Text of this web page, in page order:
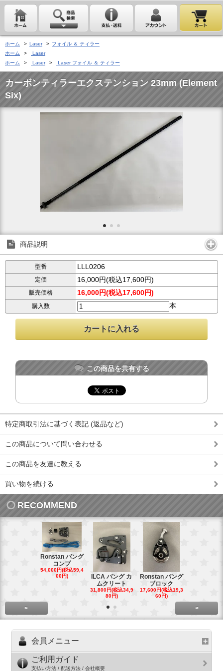
ホーム > Laser > フォイル ＆ ティラー
ホーム
>
Laser
ホーム
> Laser > Laser フォイル ＆ ティラー
カーボンティラーエクステンション 23mm (Element
Six)
商品説明
型番 LLL0206
定価 16,000円(税込17,600円)
販売価格 16,000円(税込17,600円)
購入数 本
この商品を共有する
特定商取引法に基づく表記 (返品など)
この商品について問い合わせる
この商品を友達に教える
買い物を続ける
RECOMMEND
Ronstan バング
コンプ
54,000円(税込59,4
00円)
ILCA バング カ
ムクリート
31,800円(税込34,9
80円)
Ronstan バング
ブロック
17,600円(税込19,3
60円)
< >
会員メニュー
ご利用ガイド
支払い方法 / 配送方法 / 会社概要